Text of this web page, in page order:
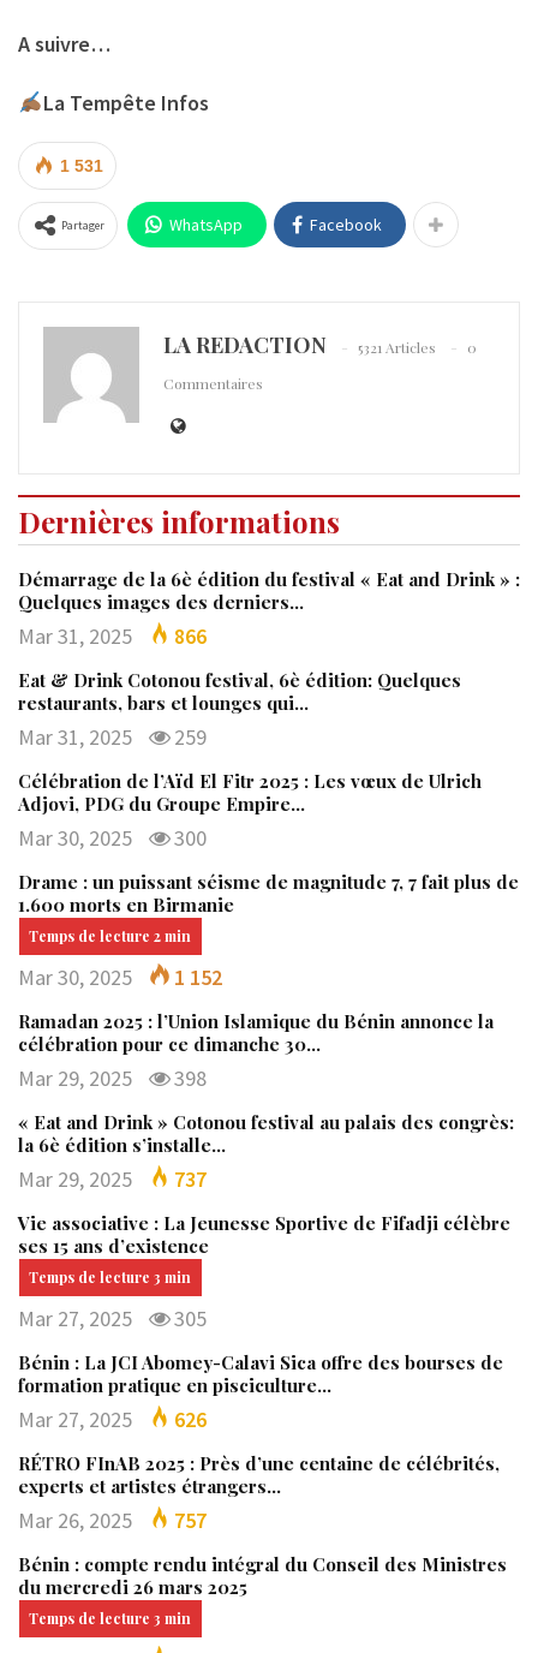
A suivre…
La Tempête Infos
1 531
Partager WhatsApp Facebook
LA REDACTION 5321 Articles
0
Commentaires
Dernières informations
Démarrage de la 6è édition du festival « Eat and Drink » :
Quelques images des derniers…
Mar 31, 2025 866
Eat & Drink Cotonou festival, 6è édition: Quelques
restaurants, bars et lounges qui…
Mar 31, 2025 259
Célébration de l’Aïd El Fitr 2025 : Les vœux de Ulrich
Adjovi, PDG du Groupe Empire…
Mar 30, 2025 300
Drame : un puissant séisme de magnitude 7, 7 fait plus de
1.600 morts en Birmanie
Mar 30, 2025 1 152
Ramadan 2025 : l’Union Islamique du Bénin annonce la
célébration pour ce dimanche 30…
Mar 29, 2025 398
« Eat and Drink » Cotonou festival au palais des congrès:
la 6è édition s’installe…
Mar 29, 2025 737
Vie associative : La Jeunesse Sportive de Fifadji célèbre
ses 15 ans d’existence
Mar 27, 2025 305
Bénin : La JCI Abomey-Calavi Sica offre des bourses de
formation pratique en pisciculture…
Mar 27, 2025 626
RÉTRO FInAB 2025 : Près d’une centaine de célébrités,
experts et artistes étrangers…
Mar 26, 2025 757
Bénin : compte rendu intégral du Conseil des Ministres
du mercredi 26 mars 2025